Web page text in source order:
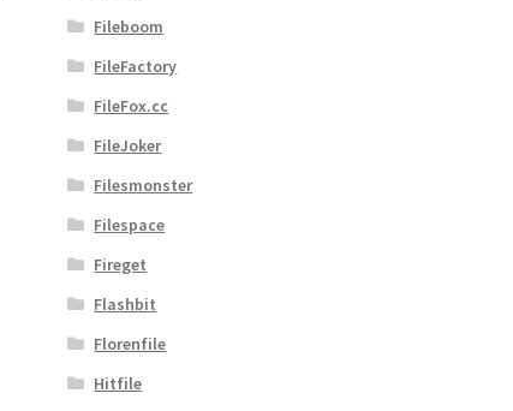
Fileboom
FileFactory
FileFox.cc
FileJoker
Filesmonster
Filespace
Fireget
Flashbit
Florenfile
Hitfile